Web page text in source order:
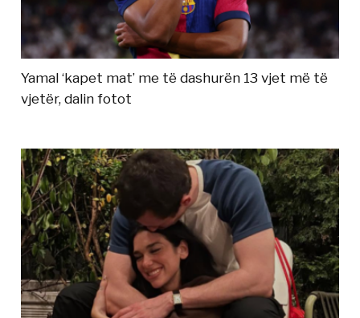
Yamal ‘kapet mat’ me të dashurën 13 vjet më të
vjetër, dalin fotot